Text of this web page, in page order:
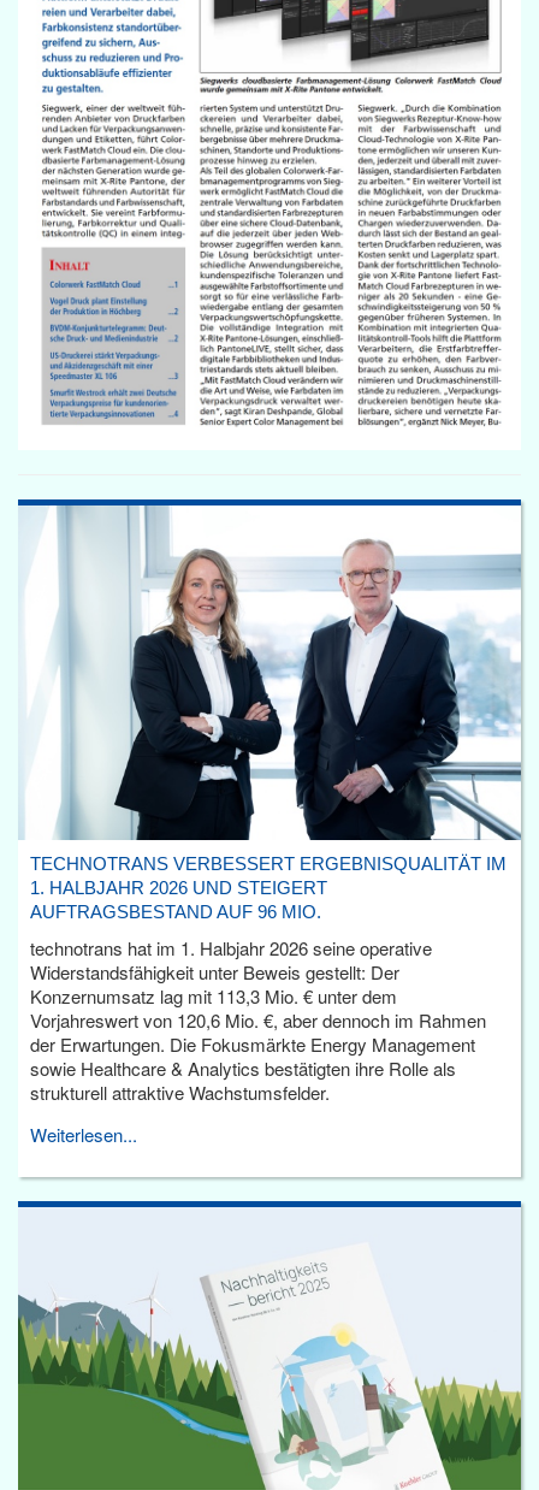
TECHNOTRANS VERBESSERT ERGEBNISQUALITÄT IM
1. HALBJAHR 2026 UND STEIGERT
AUFTRAGSBESTAND AUF 96 MIO.
technotrans hat im 1. Halbjahr 2026 seine operative
Widerstandsfähigkeit unter Beweis gestellt: Der
Konzernumsatz lag mit 113,3 Mio. € unter dem
Vorjahreswert von 120,6 Mio. €, aber dennoch im Rahmen
der Erwartungen. Die Fokusmärkte Energy Management
sowie Healthcare & Analytics bestätigten ihre Rolle als
strukturell attraktive Wachstumsfelder.
Weiterlesen...